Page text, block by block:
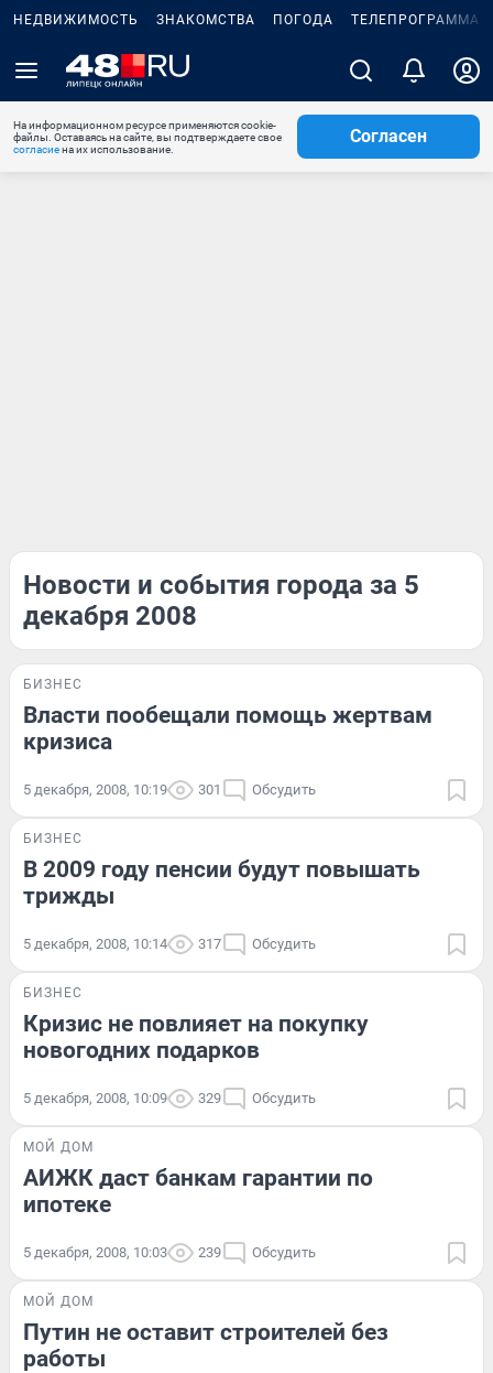
НЕДВИЖИМОСТЬ ЗНАКОМСТВА ПОГОДА ТЕЛЕПРОГРАММА
На информационном ресурсе применяются cookie-
файлы. Оставаясь на сайте, вы подтверждаете свое
согласиена их использование.
Согласен
Новости и события города за 5
декабря 2008
БИЗНЕС
Власти пообещали помощь жертвам
кризиса
5 декабря, 2008, 10:19 301 Обсудить
БИЗНЕС
В 2009 году пенсии будут повышать
трижды
5 декабря, 2008, 10:14 317 Обсудить
БИЗНЕС
Кризис не повлияет на покупку
новогодних подарков
5 декабря, 2008, 10:09 329 Обсудить
МОЙ ДОМ
АИЖК даст банкам гарантии по
ипотеке
5 декабря, 2008, 10:03 239 Обсудить
МОЙ ДОМ
Путин не оставит строителей без
работы